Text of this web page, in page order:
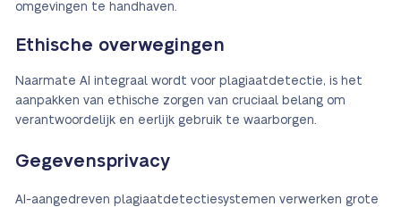
omgevingen te handhaven.
Ethische overwegingen
Naarmate AI integraal wordt voor plagiaatdetectie, is het
aanpakken van ethische zorgen van cruciaal belang om
verantwoordelijk en eerlijk gebruik te waarborgen.
Gegevensprivacy
AI-aangedreven plagiaatdetectiesystemen verwerken grote